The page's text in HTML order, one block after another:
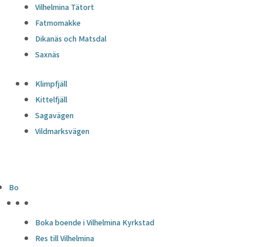
Vilhelmina Tätort
Fatmomakke
Dikanäs och Matsdal
Saxnäs
Klimpfjäll
Kittelfjäll
Sagavägen
Vildmarksvägen
Bo
Boka boende i Vilhelmina Kyrkstad
Res till Vilhelmina